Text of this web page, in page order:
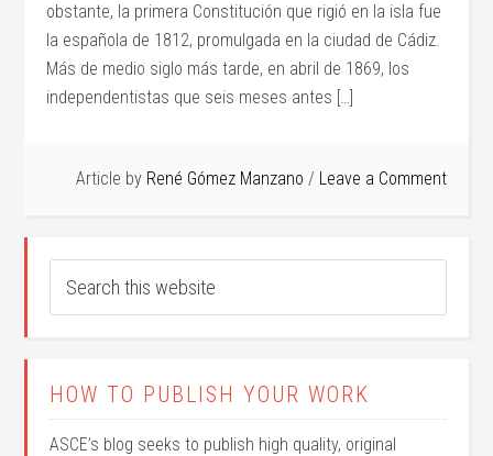
obstante, la primera Constitución que rigió en la isla fue
la española de 1812, promulgada en la ciudad de Cádiz.
Más de medio siglo más tarde, en abril de 1869, los
independentistas que seis meses antes […]
Article by René Gómez Manzano Leave a Comment
HOW TO PUBLISH YOUR WORK
ASCE’s blog seeks to publish high quality, original